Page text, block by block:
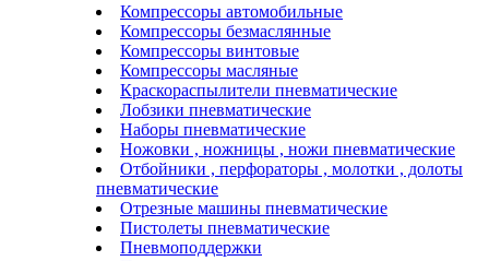
Компрессоры автомобильные
Компрессоры безмаслянные
Компрессоры винтовые
Компрессоры масляные
Краскораспылители пневматические
Лобзики пневматические
Наборы пневматические
Ножовки , ножницы , ножи пневматические
Отбойники , перфораторы , молотки , долоты
пневматические
Отрезные машины пневматические
Пистолеты пневматические
Пневмоподдержки